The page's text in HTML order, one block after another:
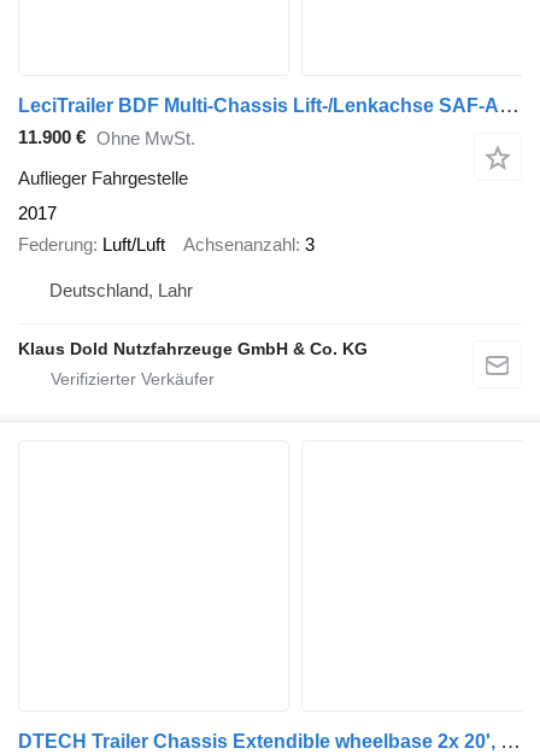
LeciTrailer BDF Multi-Chassis Lift-/Lenkachse SAF-Achsen
11.900 € Ohne MwSt.
Auflieger Fahrgestelle
2017
Federung Luft/Luft Achsenanzahl 3
Deutschland, Lahr
Klaus Dold Nutzfahrzeuge GmbH & Co. KG
DTECH Trailer Chassis Extendible wheelbase 2x 20', 30', 40' and